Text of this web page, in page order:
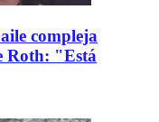
compleja
Roth: "Está